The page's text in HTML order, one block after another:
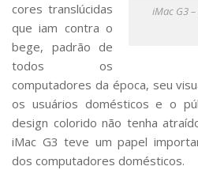
iMac G3
cores translúcidas
que iam contra o
bege, padrão de
todos os
computadores da época, seu
os usuários domésticos e o
design colorido não tenha
iMac G3 teve um papel
dos computadores domésticos.